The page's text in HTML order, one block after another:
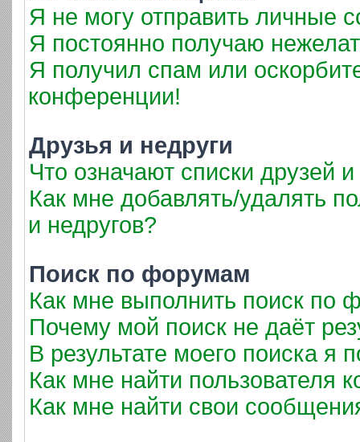
Я не могу отправить личные
Я постоянно получаю
Я получил спам или
конференции!
Друзья и недруги
Что означают списки друзей и
Как мне добавлять/удалять
и недругов?
Поиск по форумам
Как мне выполнить поиск по
Почему мой поиск не даёт
В результате моего поиска я
Как мне найти пользователя
Как мне найти свои